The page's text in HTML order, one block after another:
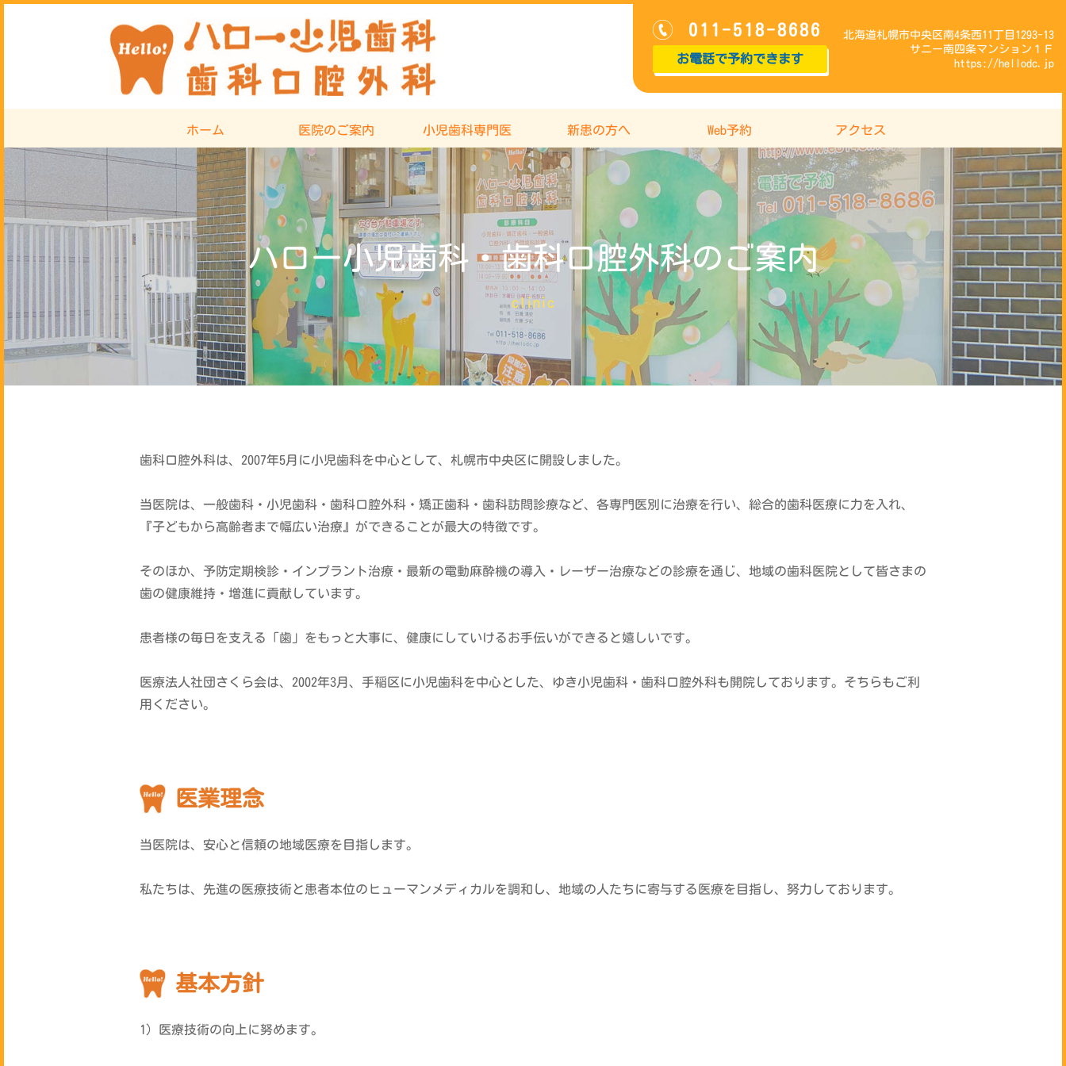
011-518-8686
お電話で予約できます
北海道札幌市中央区南4条西11丁目1293-13
サニー南四条マンション１Ｆ
https://hellodc.jp
ホーム 医院のご案内 小児歯科専門医 新患の方へ Web予約 アクセス
ハロー小児歯科・歯科口腔外科のご案内
clinic
歯科口腔外科は、2007年5月に小児歯科を中心として、札幌市中央区に開設しました。
当医院は、一般歯科・小児歯科・歯科口腔外科・矯正歯科・歯科訪問診療など、各専門医別に治療を行い、総合的歯科医療に力を入れ、
『子どもから高齢者まで幅広い治療』ができることが最大の特徴です。
そのほか、予防定期検診・インプラント治療・最新の電動麻酔機の導入・レーザー治療などの診療を通じ、地域の歯科医院として皆さまの
歯の健康維持・増進に貢献しています。
患者様の毎日を支える「歯」をもっと大事に、健康にしていけるお手伝いができると嬉しいです。
医療法人社団さくら会は、2002年3月、手稲区に小児歯科を中心とした、ゆき小児歯科・歯科口腔外科も開院しております。そちらもご利
用ください。
医業理念
当医院は、安心と信頼の地域医療を目指します。
私たちは、先進の医療技術と患者本位のヒューマンメディカルを調和し、地域の人たちに寄与する医療を目指し、努力しております。
基本方針
1）医療技術の向上に努めます。